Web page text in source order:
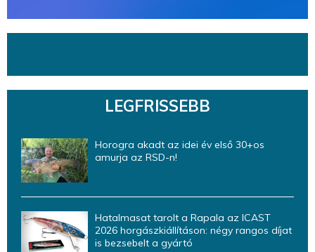
LEGFRISSEBB
Horogra akadt az idei év első 30+os
amurja az RSD-n!
Hatalmasat tarolt a Rapala az ICAST
2026 horgászkiállításon: négy rangos díjat
is bezsebelt a gyártó